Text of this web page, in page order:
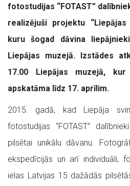
fotostudijas “FOTAST”
realizējuši projektu
kuru šogad dāvina
Liepājas muzejā. Izstādes
17.00 Liepājas muzejā,
apskatāma līdz 17. aprīlim.
2015. gadā, kad Liepāja
fotostudijas “FOTAST”
pilsētai unikālu dāvanu.
ekspedīcijās un arī individuāli,
ielas Latvijas 15 dažādās